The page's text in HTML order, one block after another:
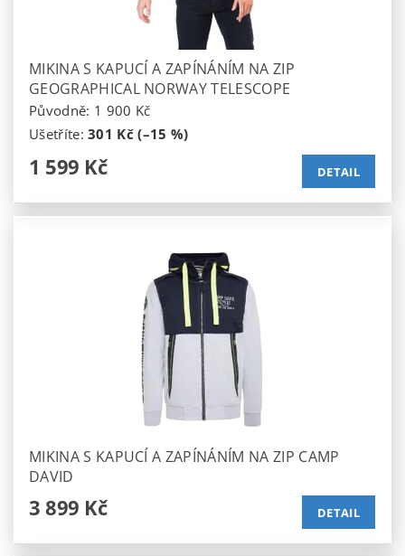
MIKINA S KAPUCÍ A ZAPÍNÁNÍM NA ZIP
GEOGRAPHICAL NORWAY TELESCOPE
Původně: 1 900 Kč
Ušetříte:301 Kč (–15 %)
1 599 Kč DETAIL
MIKINA S KAPUCÍ A ZAPÍNÁNÍM NA ZIP CAMP
DAVID
3 899 Kč DETAIL